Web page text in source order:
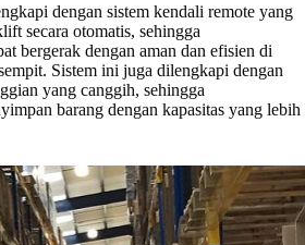
dengan sistem kendali remote yang
secara otomatis, sehingga
bergerak dengan aman dan efisien di
Sistem ini juga dilengkapi dengan
yang canggih, sehingga
barang dengan kapasitas yang lebih